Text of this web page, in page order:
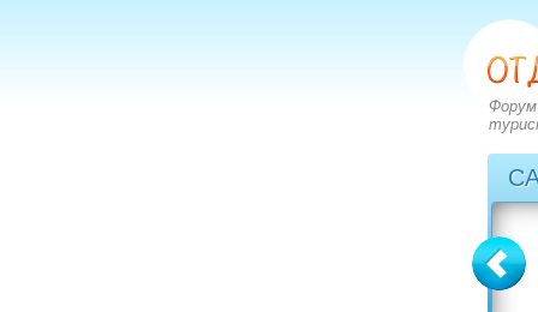
вопросов: 2828